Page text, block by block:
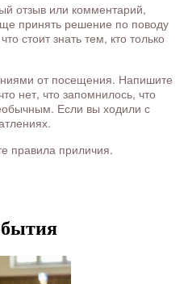
отзыв или комментарий,
принять решение по поводу
стоит знать тем, кто только
от посещения. Напишите
нет, что запомнилось, что
Если вы ходили с
правила приличия.